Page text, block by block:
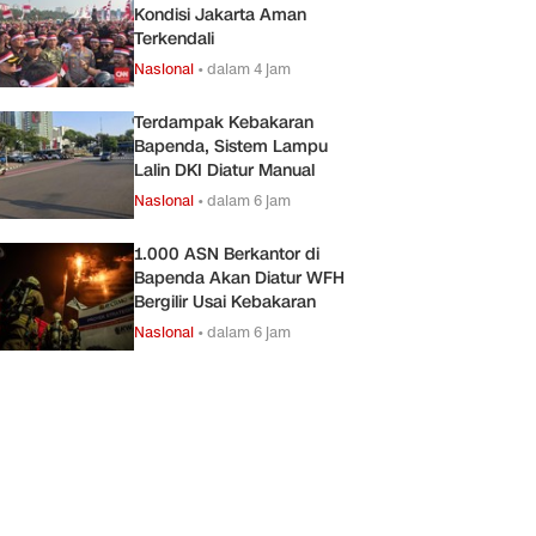
Kondisi Jakarta Aman
Terkendali
Nasional •dalam 4 jam
Terdampak Kebakaran
Bapenda, Sistem Lampu
Lalin DKI Diatur Manual
Nasional •dalam 6 jam
1.000 ASN Berkantor di
Bapenda Akan Diatur WFH
Bergilir Usai Kebakaran
Nasional •dalam 6 jam